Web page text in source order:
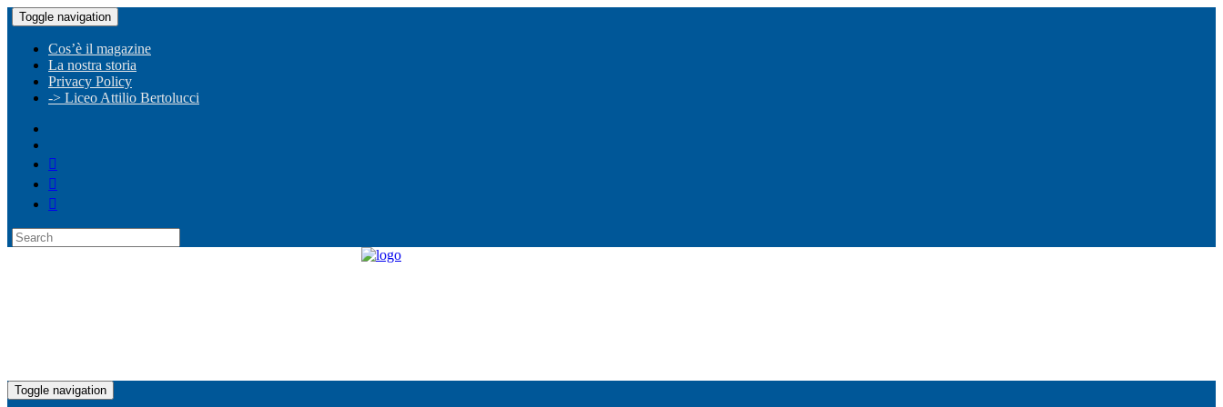
Toggle navigation
Cos’è il magazine
La nostra storia
Privacy Policy
-> Liceo Attilio Bertolucci
Toggle navigation